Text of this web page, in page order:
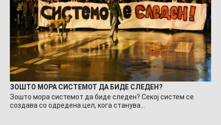
ЗОШТО МОРА СИСТЕМОТ ДА БИДЕ СЛЕДЕН?
Зошто мора системот да биде следен? Секој систем се
создава со одредена цел, кога станува…